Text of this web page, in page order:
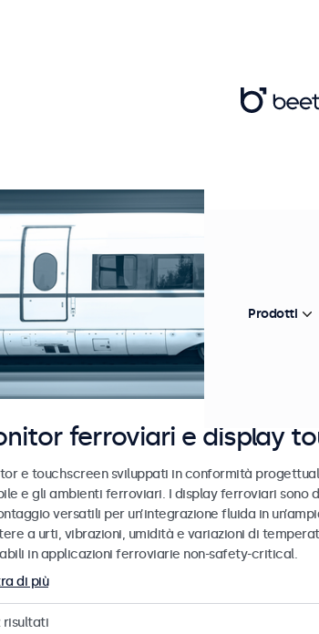
ferroviari e display
e touchscreen sviluppati in conformità
e gli ambienti ferroviari. I display ferroviari sono
versatili per un’integrazione fluida in
a urti, vibrazioni, umidità e variazioni di
in applicazioni ferroviarie non-safety-critical.
di più
risultati
Prodotti